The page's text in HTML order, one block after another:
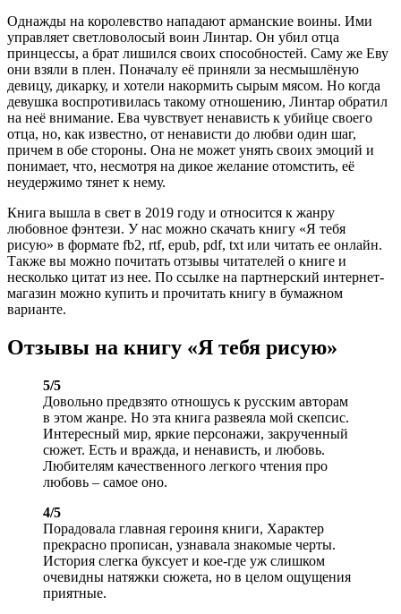
Однажды на королевство нападают арманские воины. Ими
управляет светловолосый воин Линтар. Он убил отца
принцессы, а брат лишился своих способностей. Саму же Еву
они взяли в плен. Поначалу её приняли за несмышлёную
девицу, дикарку, и хотели накормить сырым мясом. Но когда
девушка воспротивилась такому отношению, Линтар обратил
на неё внимание. Ева чувствует ненависть к убийце своего
отца, но, как известно, от ненависти до любви один шаг,
причем в обе стороны. Она не может унять своих эмоций и
понимает, что, несмотря на дикое желание отомстить, её
неудержимо тянет к нему.
Книга вышла в свет в 2019 году и относится к жанру
любовное фэнтези. У нас можно скачать книгу «Я тебя
рисую» в формате fb2, rtf, epub, pdf, txt или читать ее онлайн.
Также вы можно почитать отзывы читателей о книге и
несколько цитат из нее. По ссылке на партнерский интернет-
магазин можно купить и прочитать книгу в бумажном
варианте.
Отзывы на книгу «Я тебя рисую»
5/5
Довольно предвзято отношусь к русским авторам
в этом жанре. Но эта книга развеяла мой скепсис.
Интересный мир, яркие персонажи, закрученный
сюжет. Есть и вражда, и ненависть, и любовь.
Любителям качественного легкого чтения про
любовь – самое оно.
4/5
Порадовала главная героиня книги, Характер
прекрасно прописан, узнавала знакомые черты.
История слегка буксует и кое-где уж слишком
очевидны натяжки сюжета, но в целом ощущения
приятные.